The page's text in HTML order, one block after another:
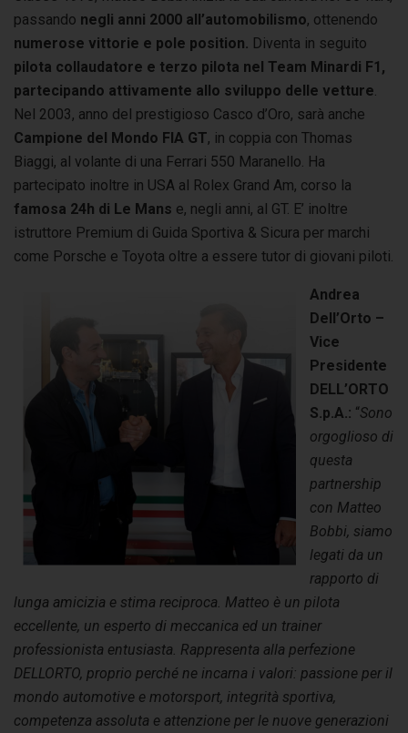
passando negli anni 2000 all’automobilismo, ottenendo
numerose vittorie e pole position. Diventa in seguito
pilota collaudatore e terzo pilota nel Team Minardi F1,
partecipando attivamente allo sviluppo delle vetture
Nel 2003, anno del prestigioso Casco d’Oro, sarà anche
Campione del Mondo FIA GT, in coppia con Thomas
Biaggi, al volante di una Ferrari 550 Maranello. Ha
partecipato inoltre in USA al Rolex Grand Am, corso la
famosa 24h di Le Mans e, negli anni, al GT. E’ inoltre
istruttore Premium di Guida Sportiva & Sicura per marchi
come Porsche e Toyota oltre a essere tutor di giovani piloti.
Andrea
Dell’Orto –
Vice
Presidente
DELL’ORTO
S.p.A.: “Sono
orgoglioso di
questa
partnership
con Matteo
Bobbi, siamo
legati da un
rapporto di
lunga amicizia e stima reciproca. Matteo è un pilota
eccellente, un esperto di meccanica ed un trainer
professionista entusiasta. Rappresenta alla perfezione
DELLORTO, proprio perché ne incarna i valori: passione per il
mondo automotive e motorsport, integrità sportiva,
competenza assoluta e attenzione per le nuove generazioni